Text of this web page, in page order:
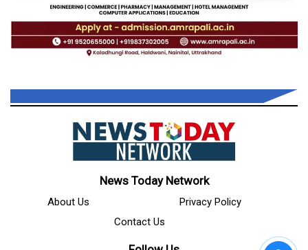
News Today Network
About Us
Privacy Policy
Contact Us